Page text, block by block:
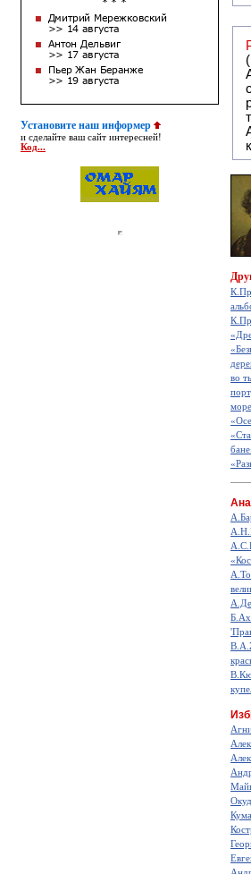
Установите наш информер
и сделайте ваш сайт интересней!
Код...
во